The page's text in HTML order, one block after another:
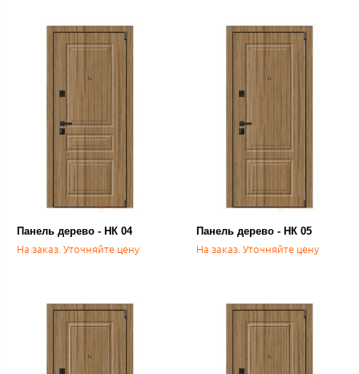
Панель дерево - НК 04
На заказ. Уточняйте цену
Панель дерево - НК 05
На заказ. Уточняйте цену